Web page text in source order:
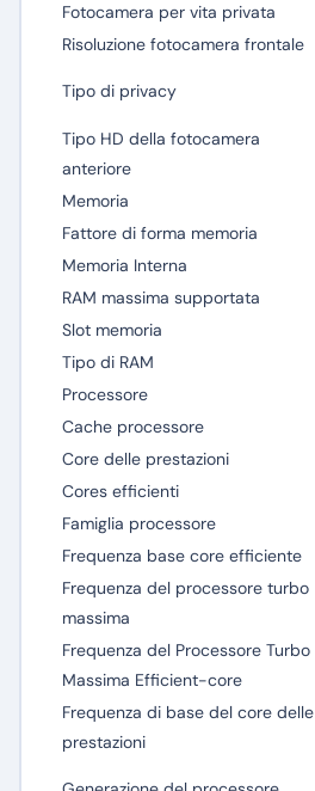
Fotocamera per vita privata
Risoluzione fotocamera frontale
Tipo di privacy
Tipo HD della fotocamera
anteriore
Memoria
Fattore di forma memoria
Memoria Interna
RAM massima supportata
Slot memoria
Tipo di RAM
Processore
Cache processore
Core delle prestazioni
Cores efficienti
Famiglia processore
Frequenza base core efficiente
Frequenza del processore turbo
massima
Frequenza del Processore Turbo
Massima Efficient-core
Frequenza di base del core delle
prestazioni